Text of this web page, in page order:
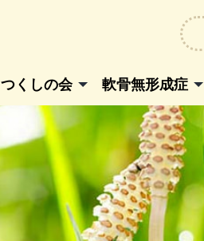
つくしの会 軟骨無形成症